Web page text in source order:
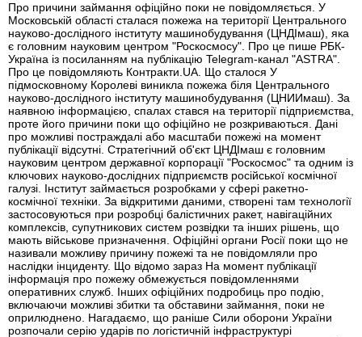
Про причини займання офіційно поки не повідомляється. У
Московській області сталася пожежа на території Центрального
науково-дослідного інституту машинобудування (ЦНДІмаш), яка
є головним науковим центром "Роскосмосу". Про це пише РБК-
Україна із посиланням на публікацію Telegram-канал "ASTRA".
Про це повідомляють Контракти.UA. Що сталося У
підмосковному Королеві виникла пожежа біля Центрального
науково-дослідного інституту машинобудування (ЦНИИмаш). За
наявною інформацією, спалах стався на території підприємства,
проте його причини поки що офіційно не розкриваються. Дані
про можливі постраждалі або масштаби пожежі на момент
публікації відсутні. Стратегічний об'єкт ЦНДІмаш є головним
науковим центром державної корпорації "Роскосмос" та одним із
ключових науково-дослідних підприємств російської космічної
галузі. Інститут займається розробками у сфері ракетно-
космічної техніки. За відкритими даними, створені там технології
застосовуються при розробці балістичних ракет, навігаційних
комплексів, супутникових систем розвідки та інших рішень, що
мають військове призначення. Офіційні органи Росії поки що не
називали можливу причину пожежі та не повідомляли про
наслідки інциденту. Що відомо зараз На момент публікації
інформація про пожежу обмежується повідомленнями
оперативних служб. Інших офіційних подробиць про подію,
включаючи можливі збитки та обставини займання, поки не
оприлюднено. Нагадаємо, що раніше Сили оборони України
розпочали серію ударів по логістичній інфраструктурі